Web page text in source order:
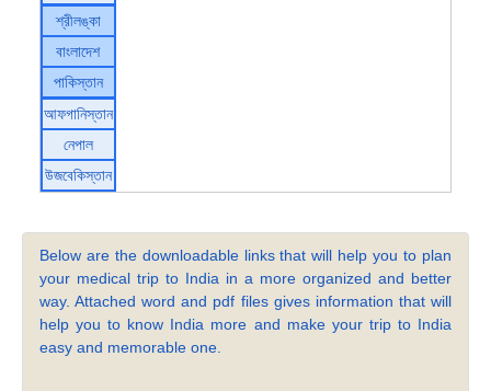
শ্রীলঙ্কা
বাংলাদেশ
পাকিস্তান
আফগানিস্তান
নেপাল
উজবেকিস্তান
Below are the downloadable links that will help you to plan
your medical trip to India in a more organized and better
way. Attached word and pdf files gives information that will
help you to know India more and make your trip to India
easy and memorable one.